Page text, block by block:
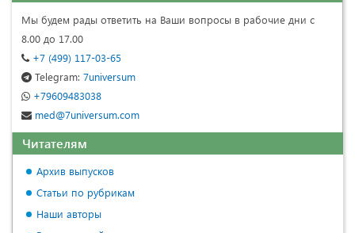
Мы будем рады ответить на Ваши вопросы в рабочие дни с
8.00 до 17.00
+7 (499) 117-03-65
Telegram: 7universum
+79609483038
med@7universum.com
Читателям
Архив выпусков
Статьи по рубрикам
Наши авторы